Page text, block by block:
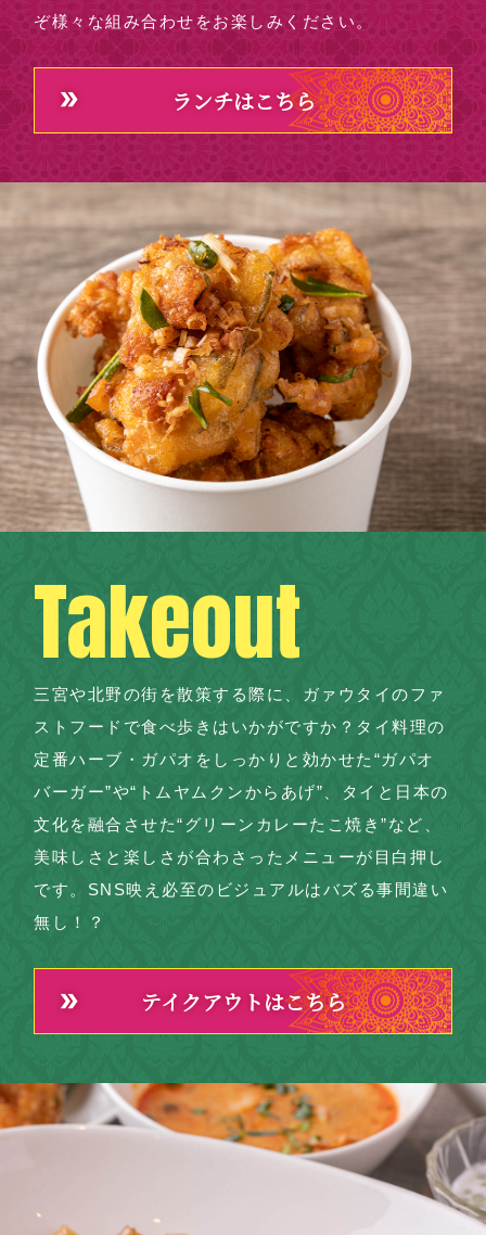
ぞ様々な組み合わせをお楽しみください。
ランチはこちら
Takeout
三宮や北野の街を散策する際に、ガァウタイのファ
ストフードで食べ歩きはいかがですか？タイ料理の
定番ハーブ・ガパオをしっかりと効かせた“ガパオ
バーガー”や“トムヤムクンからあげ”、タイと日本の
文化を融合させた“グリーンカレーたこ焼き”など、
美味しさと楽しさが合わさったメニューが目白押し
です。SNS映え必至のビジュアルはバズる事間違い
無し！？
テイクアウトはこちら